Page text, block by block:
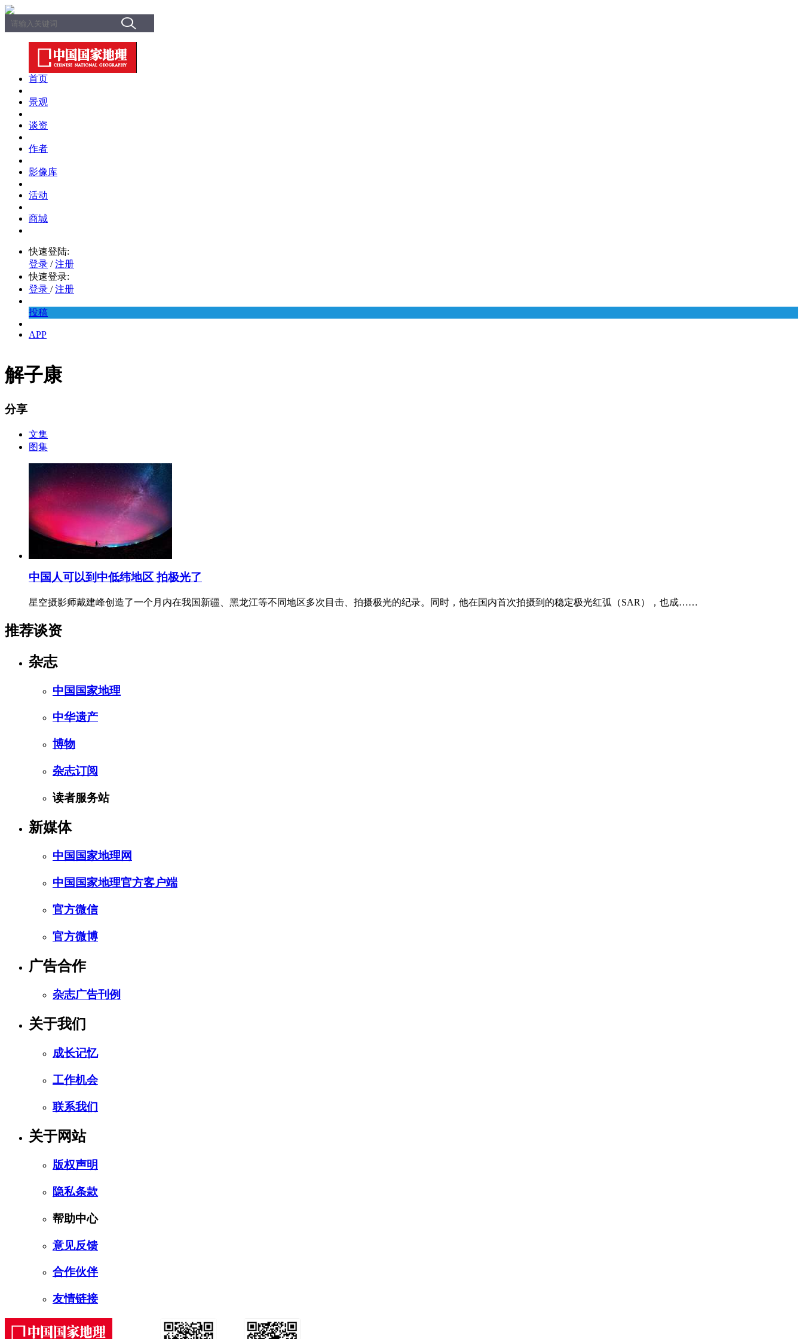
首页
景观
谈资
作者
影像库
活动
商城
快速登陆:
登录 / 注册
快速登录:
登录 / 注册
投稿
APP
解子康
分享
文集
图集
中国人可以到中低纬地区 拍极光了
星空摄影师戴建峰创造了一个月内在我国新疆、黑龙江等不同地区多次目击、拍摄极光的纪录。同时，他在国内首次拍摄到的稳定极光红弧（SAR），也成……
推荐谈资
杂志
中国国家地理
中华遗产
博物
杂志订阅
读者服务站
新媒体
中国国家地理网
中国国家地理官方客户端
官方微信
官方微博
广告合作
杂志广告刊例
关于我们
成长记忆
工作机会
联系我们
关于网站
版权声明
隐私条款
帮助中心
意见反馈
合作伙伴
友情链接